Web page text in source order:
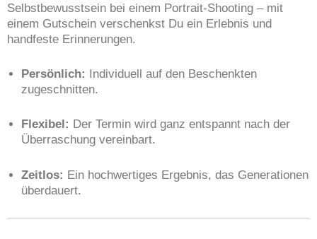
Selbstbewusstsein bei einem Portrait-Shooting – mit
einem Gutschein verschenkst Du ein Erlebnis und
handfeste Erinnerungen.
Persönlich:
Individuell auf den Beschenkten
zugeschnitten.
Flexibel: Der Termin wird ganz entspannt nach der
Überraschung vereinbart.
Zeitlos: Ein hochwertiges Ergebnis, das Generationen
überdauert.